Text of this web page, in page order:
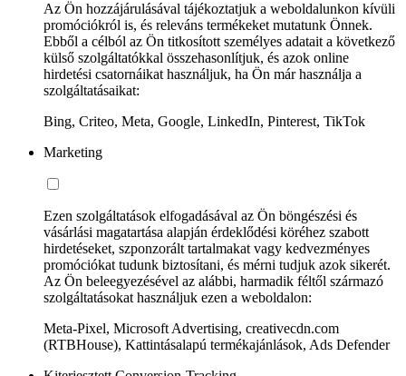
Az Ön hozzájárulásával tájékoztatjuk a weboldalunkon kívüli
promóciókról is, és releváns termékeket mutatunk Önnek.
Ebből a célból az Ön titkosított személyes adatait a következő
külső szolgáltatókkal összehasonlítjuk, és azok online
hirdetési csatornáikat használjuk, ha Ön már használja a
szolgáltatásaikat:
Bing, Criteo, Meta, Google, LinkedIn, Pinterest, TikTok
Marketing
Ezen szolgáltatások elfogadásával az Ön böngészési és
vásárlási magatartása alapján érdeklődési köréhez szabott
hirdetéseket, szponzorált tartalmakat vagy kedvezményes
promóciókat tudunk biztosítani, és mérni tudjuk azok sikerét.
Az Ön beleegyezésével az alábbi, harmadik féltől származó
szolgáltatásokat használjuk ezen a weboldalon:
Meta-Pixel, Microsoft Advertising, creativecdn.com
(RTBHouse), Kattintásalapú termékajánlások, Ads Defender